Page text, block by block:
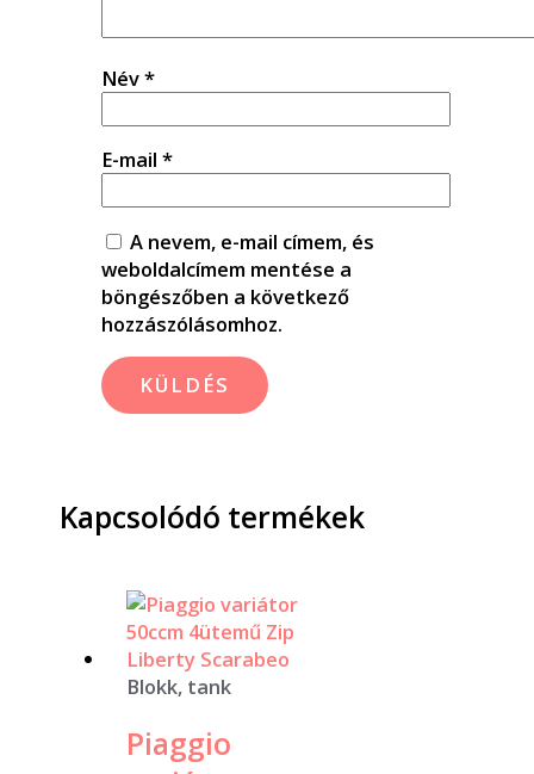
Név*
E-mail *
A nevem, e-mail címem, és
weboldalcímem mentése a
böngészőben a következő
hozzászólásomhoz.
Kapcsolódó termékek
Blokk, tank
Piaggio